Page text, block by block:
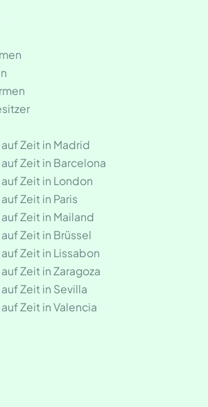
Zeit in Madrid
Zeit in Barcelona
Zeit in London
Zeit in Paris
Zeit in Mailand
Zeit in Brüssel
Zeit in Lissabon
Zeit in Zaragoza
Zeit in Sevilla
Zeit in Valencia